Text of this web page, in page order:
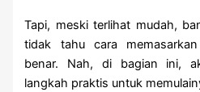
Tapi, meski terlihat mudah,
tidak tahu cara
benar. Nah, di bagian ini,
langkah praktis untuk